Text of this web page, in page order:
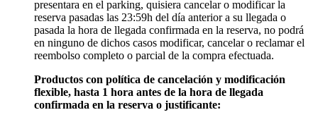
presentara en el parking, quisiera cancelar o modificar la
reserva pasadas las 23:59h del día anterior a su llegada o
pasada la hora de llegada confirmada en la reserva, no podrá
en ninguno de dichos casos modificar, cancelar o reclamar el
reembolso completo o parcial de la compra efectuada.
Productos con política de cancelación y modificación
flexible, hasta 1 hora antes de la hora de llegada
confirmada en la reserva o justificante: